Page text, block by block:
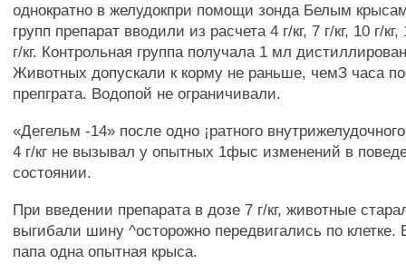
однократно в желудокпри помощи зонда Белым
групп препарат вводили из расчета 4 г/кг, 7 г/кг, 10 г/кг,
г/кг. Контрольная группа получала 1 мл
Животных допускали к корму не раньше, чемЗ часа
препграта. Водопой не ограничивали.
«Дегельм -14» после одно ¡ратного
4 г/кг не вызывал у опытных 1фыс изменений в
состоянии.
При введении препарата в дозе 7 г/кг, животные
выгибали шину ^осторожно передвигались по клетке.
папа одна опытная крыса.